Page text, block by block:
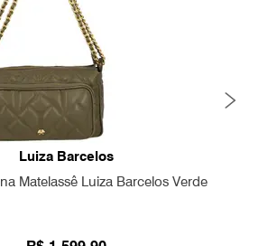
Luiza Barcelos
Matelassê Luiza Barcelos Verde